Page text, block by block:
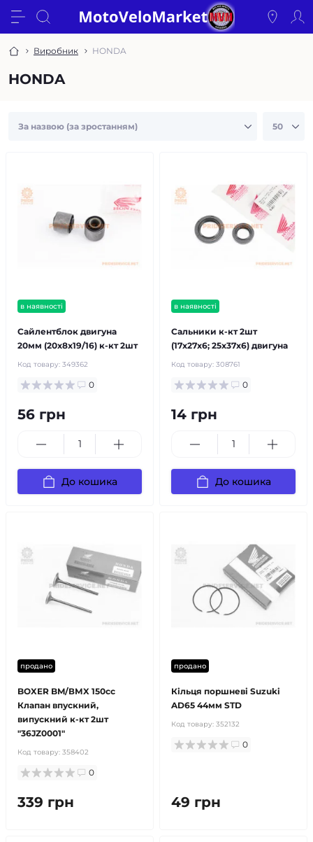
Виробник HONDA
HONDA
в наявності
Сайлентблок двигуна
20мм (20x8x19/16) к-кт 2шт
Код товару: 349362
0
56 грн
До кошика
в наявності
Сальники к-кт 2шт
(17x27x6; 25x37x6) двигуна
Код товару: 308761
0
14 грн
До кошика
продано
BOXER BM/ВМX 150cc
Клапан впускний,
випускний к-кт 2шт
"36JZ0001"
Код товару: 358402
0
339 грн
продано
Кільця поршневі Suzuki
AD65 44мм STD
Код товару: 352132
0
49 грн